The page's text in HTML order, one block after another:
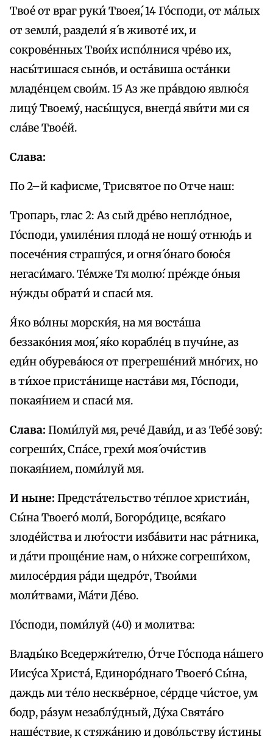
Твое́ от враг руки́ Твоея́, 14 Го́споди, от ма́лых
от земли́, раздели́ я́ в животе́ их, и
сокрове́нных Твои́х испо́лнися чре́во их,
насы́тишася сыно́в, и оста́виша оста́нки
младе́нцeм свои́м. 15 Аз же пра́вдою явлю́ся
лицу́ Твоему́, насы́щуся, внегда́ яви́ти ми ся
сла́ве Твое́й.
Слава:
По 2–й кафисме, Трисвятое по Отче наш:
Тропарь, глас 2: Аз сый дре́во непло́дное,
Го́споди, умиле́ния плода́ не ношу́ отню́дь и
посече́ния страшу́ся, и огня́ о́наго бою́ся
негаси́маго. Те́мже Тя молю́: пре́жде о́ныя
ну́жды обрати́ и спаси́ мя.
Я́ко во́лны морски́я, на мя воста́ша
беззако́ния моя́, я́ко корабле́ц в пучи́не, аз
еди́н обурева́юся от прегреше́ний мно́гих, но
в ти́хое приста́нище наста́ви мя, Го́споди,
покая́нием и спаси́ мя.
Слава: Поми́луй мя, рече́ Дави́д, и аз Тебе́ зову́:
согреши́х, Спа́се, грехи́ моя́ очи́стив
покая́нием, поми́луй мя.
И ныне: Предста́тельство те́плое христиа́н,
Сы́на Твоего́ моли́, Богоро́дице, вся́каго
злоде́йства и лю́тости изба́вити нас ра́тника,
и да́ти проще́ние нам, о ни́хже согреши́хом,
милосе́рдия ра́ди щедро́т, Твои́ми
моли́твами, Ма́ти Де́во.
Го́споди, поми́луй (40) и молитва:
Влады́ко Вседержи́телю, О́тче Го́спода на́шего
Иису́са Христа́, Единоро́днаго Твоего́ Сы́на,
даждь ми те́ло нескве́рное, се́рдце чи́стое, ум
бодр, ра́зум незаблу́дный, Ду́ха Свята́го
наше́ствие, к стяжа́нию и дово́льству и́стины